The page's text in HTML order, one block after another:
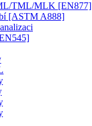
TML/MLK [EN877]
[ASTM A888]